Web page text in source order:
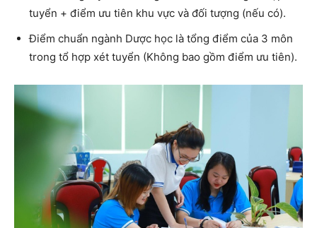
tuyển + điểm ưu tiên khu vực và đối tượng (nếu có).
Điểm chuẩn ngành Dược học là tổng điểm của 3 môn
trong tổ hợp xét tuyển (Không bao gồm điểm ưu tiên).